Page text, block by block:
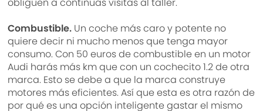
Combustible. Un coche más caro y potente no
quiere decir ni mucho menos que tenga mayor
consumo. Con 50 euros de combustible en un motor
Audi harás más km que con un cochecito 1.2 de otra
marca. Esto se debe a que la marca construye
motores más eficientes. Así que esta es otra razón de
por qué es una opción inteligente gastar el mismo